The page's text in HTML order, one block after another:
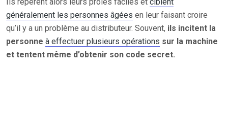
généralement les personnes âgées en leur faisant croire
qu’il y a un problème au distributeur. Souvent, ils incitent la
personne à effectuer plusieurs opérations sur la machine
et tentent même d’obtenir son code secret.